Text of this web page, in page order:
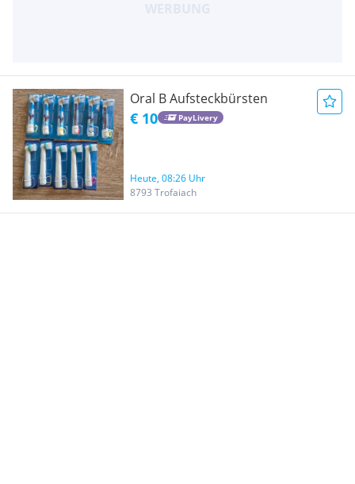
Oral B Aufsteckbürsten
€ 10 PayLivery
Heute, 08:26 Uhr
8793 Trofaiach